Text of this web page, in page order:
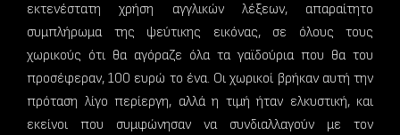
εκτενέστατη χρήση αγγλικών λέξεων, απαραίτητο
συμπλήρωμα της ψεύτικης εικόνας, σε όλους τους
χωρικούς ότι θα αγόραζε όλα τα γαϊδούρια που θα του
προσέφεραν, 100 ευρώ το ένα. Οι χωρικοί βρήκαν αυτή την
πρόταση λίγο περίεργη, αλλά η τιμή ήταν ελκυστική, και
εκείνοι που συμφώνησαν να συνδιαλλαγούν με τον